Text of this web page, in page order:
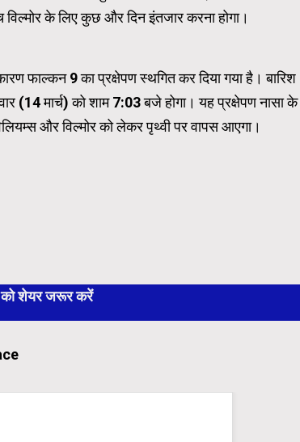
विल्मोर के लिए कुछ और दिन इंतजार करना होगा।
फाल्कन 9 का प्रक्षेपण स्थगित कर दिया गया है। बारिश
(14 मार्च) को शाम 7:03 बजे होगा। यह प्रक्षेपण नासा के
और विल्मोर को लेकर पृथ्वी पर वापस आएगा।
शेयर जरूर करें